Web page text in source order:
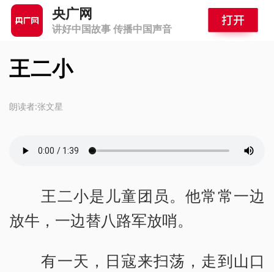
央广网
讲好中国故事 传播中国声音
王二小
朗读者:张文星
王二小是儿童团员。他常常一边
放牛，一边替八路军放哨。
有一天，日寇来扫荡，走到山口